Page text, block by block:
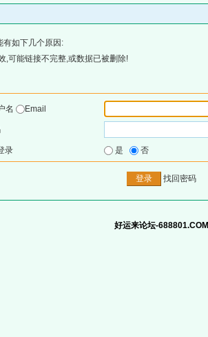
有如下几个原因:
,可能链接不完整,或数据已被删除!
名
Email
录 是 否
找回密码
好运来论坛-688801.COM